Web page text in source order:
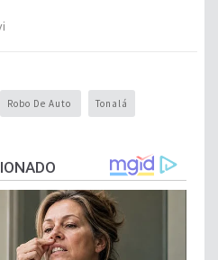
Robo De Auto Tonalá